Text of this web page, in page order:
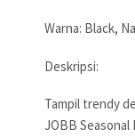
Warna: Black,
Deskripsi:
Tampil trendy
JOBB